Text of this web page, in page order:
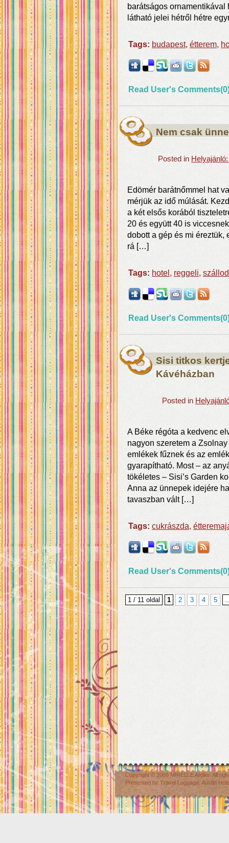
barátságos
látható jelei hétről hétre
Tags: budapest, étterem,
Read User's
Nem csak
Posted in
Edömér barátnőmmel hat
mérjük az idő múlását.
a két elsős korából
20 és együtt 40 is
dobott a gép és mi éreztük,
rá […]
Tags: hotel , reggeli,
Read User's
Sisi titkos
Kávéházban
Posted in
A Béke régóta a kedvenc
nagyon szeretem a
emlékek fűznek és az
gyarapítható. Most – az
tökéletes – Sisi’s Garden
Anna az ünnepek idejére
tavaszban vált […]
Tags: cukrászda,
Read User's
1 / 11 oldal 1 2 3 4 5
Copyright © 2009 MIRELLE Atelier. All
Presented by Travel Luggage Austin